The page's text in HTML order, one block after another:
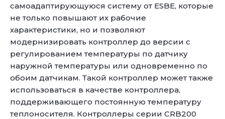
самоадаптирующуюся систему от ESBE, которые
не только повышают их рабочие
характеристики, но и позволяют
модернизировать контроллер до версии с
регулированием температуры по датчику
наружной температуры или одновременно по
обоим датчикам. Такой контроллер может также
использоваться в качестве контроллера,
поддерживающего постоянную температуру
теплоносителя. Контроллеры серии CRB200